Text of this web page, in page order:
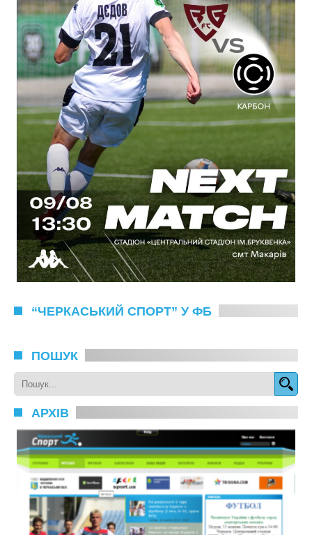
“ЧЕРКАСЬКИЙ СПОРТ” У ФБ
ПОШУК
АРХІВ